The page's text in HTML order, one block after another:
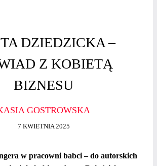
DZIEDZICKA –
Z KOBIETĄ
BIZNESU
GOSTROWSKA
7 KWIETNIA 2025
w pracowni babci – do autorskich